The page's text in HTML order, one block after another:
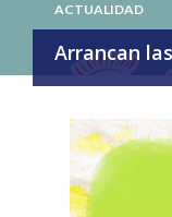
ACTUALIDAD
Arrancan